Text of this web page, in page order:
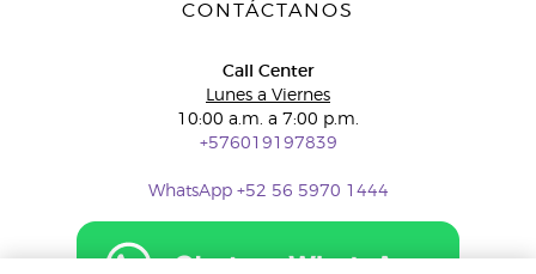
CONTÁCTANOS
Call Center
Lunes a Viernes
10:00 a.m. a 7:00 p.m.
+576019197839
WhatsApp +52 56 5970 1444